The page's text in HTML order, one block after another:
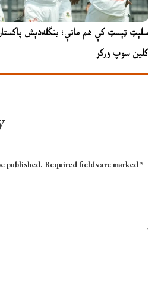
سلېټ ټېسټ کې هم ماتې؛ بنګله‌دېش
کلین سوپ ورکړ
published.Required fields are marked*